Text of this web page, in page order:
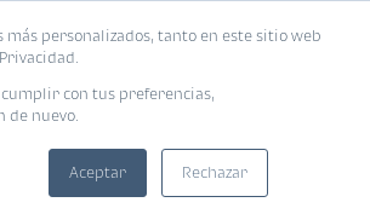
personalizados, tanto en este sitio web
con tus preferencias,
de nuevo.
Aceptar Rechazar
EBOOKS